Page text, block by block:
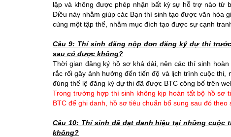
lập và không được phép nhận bất kỳ sự hỗ trợ nào từ
Điều này nhằm giúp các Bạn thí sinh tạo được văn hóa
cùng một tập thể, nhằm mục đích tạo được sự cạnh
Câu 9: Thí sinh đăng nộp đơn đăng ký dự thi
sau có được không?
Thời gian đăng ký hồ sơ khá dài, nên các thí sinh
rắc rối gây ảnh hưởng đến tiến độ và lịch trình cuộc
đúng thể lệ đăng ký dự thi đã được BTC công bố trên
Trong trường hợp thí sinh không kịp hoàn tất bộ hồ sơ
BTC để ghi danh, hồ sơ tiêu chuẩn bổ sung sau đó
Câu 10: Thí sinh đã đạt danh hiệu tại những cuộc
không?